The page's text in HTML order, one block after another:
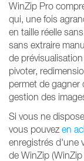
WinZip Pro
qui, une fois
en taille réelle
sans extraire
de
pivoter,
permet de gagner
gestion des
Si vous ne
vous pouvez en
enregistrés d'une
de WinZip